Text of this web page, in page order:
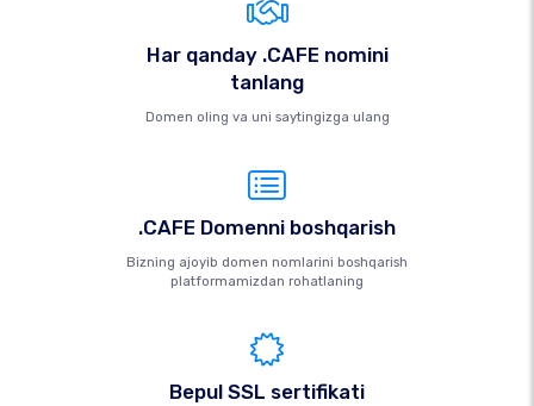
Har qanday .CAFE nomini
tanlang
Domen oling va uni saytingizga ulang
.CAFE Domenni boshqarish
Bizning ajoyib domen nomlarini boshqarish
platformamizdan rohatlaning
Bepul SSL sertifikati